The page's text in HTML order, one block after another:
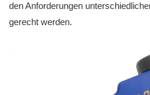
den Anforderungen
gerecht werden.